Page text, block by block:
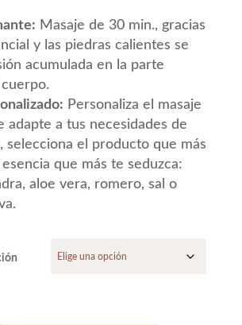
Masaje de 30 min., gracias
y las piedras calientes se
acumulada en la parte
Personaliza el masaje
adapte a tus necesidades de
selecciona el producto que más
que más te seduzca:
aloe vera, romero, sal o